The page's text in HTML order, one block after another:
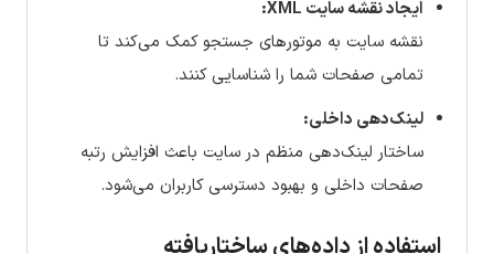
ایجاد نقشه سایت XML:
نقشه سایت به موتورهای جستجو کمک می‌کند تا
تمامی صفحات شما را شناسایی کنند.
لینک‌دهی داخلی:
ساختار لینک‌دهی منظم در سایت باعث افزایش رتبه
صفحات داخلی و بهبود دسترسی کاربران می‌شود.
استفاده از داده‌های ساختاریافته